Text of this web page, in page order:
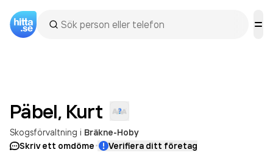
Päbel, Kurt
Skogsförvaltning i Bräkne-Hoby
Skriv ett omdöme· Verifiera ditt företag